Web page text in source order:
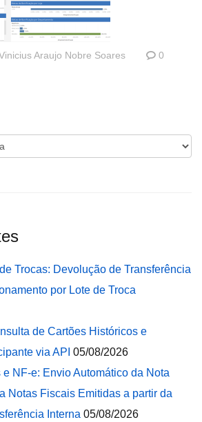
Araujo Nobre Soares
0
Trocas: Devolução de Transferência
por Lote de Troca
de Cartões Históricos e
via API 05/08/2026
NF-e: Envio Automático da Nota
Notas Fiscais Emitidas a partir da
Interna 05/08/2026